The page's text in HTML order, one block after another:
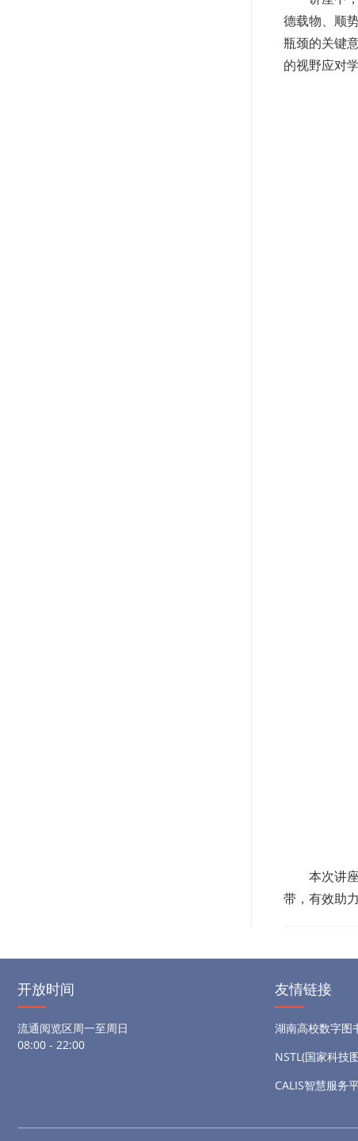
德载物、顺
瓶颈的关键
的视野应对
本次讲
带，有效助
开放时间
流通阅览区周一至周日
08:00 - 22:00
友情链接
湖南高校数字图
NSTL(国家科技
CALIS智慧服务